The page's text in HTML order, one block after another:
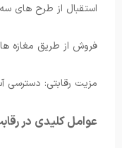
استقبال از طرح های
فروش از طریق مغازه
مزیت رقابتی: دسترسی
عوامل کلیدی در